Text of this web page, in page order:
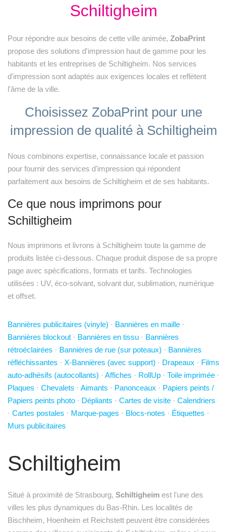
Schiltigheim
Pour répondre aux besoins de cette ville animée, ZobaPrint
propose des solutions d'impression haut de gamme pour les
habitants et les entreprises de Schiltigheim. Nos services
d'impression sont adaptés aux exigences locales et reflètent
l'âme de la ville.
Choisissez ZobaPrint pour une
impression de qualité à Schiltigheim
Nous combinons expertise, connaissance locale et passion
pour fournir des services d'impression qui répondent
parfaitement aux besoins de Schiltigheim et de ses habitants.
Ce que nous imprimons pour
Schiltigheim
Nous imprimons et livrons à Schiltigheim toute la gamme de
produits listée ci-dessous. Chaque produit dispose de sa propre
page avec spécifications, formats et tarifs. Technologies
utilisées : UV, éco-solvant, solvant dur, sublimation, numérique
et offset.
Bannières publicitaires (vinyle) · Bannières en maille ·
Bannières blockout · Bannières en tissu · Bannières
rétroéclairées · Bannières de rue (sur poteaux) · Bannières
réfléchissantes · X-Bannières (avec support) · Drapeaux · Films
auto-adhésifs (autocollants) · Affiches · RollUp · Toile imprimée ·
Plaques · Chevalets · Aimants · Panonceaux · Papiers peints /
Papiers peints photo · Dépliants · Cartes de visite · Calendriers
· Cartes postales · Marque-pages · Blocs-notes · Étiquettes ·
Murs publicitaires
Schiltigheim
Situé à proximité de Strasbourg, Schiltigheim est l'une des
villes les plus dynamiques du Bas-Rhin. Les localités de
Bischheim, Hoenheim et Reichstett peuvent être considérées